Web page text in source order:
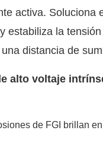
activa.
estabiliza la
distancia de
alto voltaje